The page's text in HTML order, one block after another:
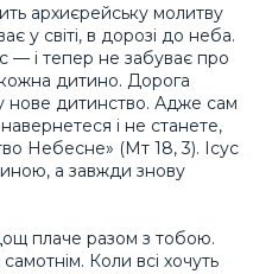
архиєрейську молитву
у світі, в дорозі до неба.
— і тепер не забуває про
дитино. Дорога
дитинство. Адже сам
і не станете,
Небесне» (Мт 18, 3). Ісус
а завжди знову
плаче разом з тобою.
Коли всі хочуть